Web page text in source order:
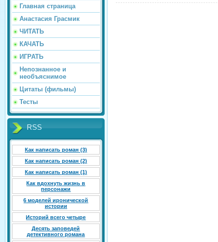
Главная страница
Анастасия Грасмик
ЧИТАТЬ
КАЧАТЬ
ИГРАТЬ
Непознанное и
необъяснимое
Цитаты (фильмы)
Тесты
RSS
Как написать роман (3)
Как написать роман (2)
Как написать роман (1)
Как вдохнуть жизнь в
персонажи
6 моделей иронической
истории
Историй всего четыре
Десять заповедей
детективного романа